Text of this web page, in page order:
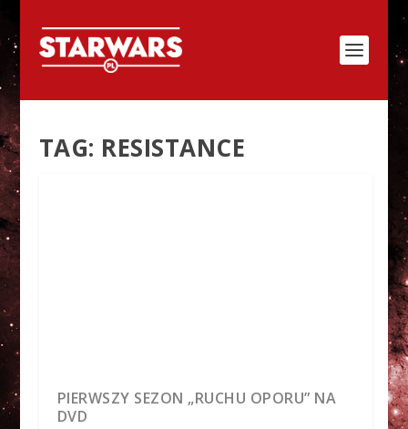
TAG: RESISTANCE
PIERWSZY SEZON „RUCHU OPORU” NA
DVD